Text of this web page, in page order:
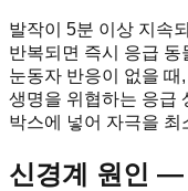
발작이 5분 이상 지속
반복되면 즉시 응급
눈동자 반응이 없을 때
생명을 위협하는 응급
박스에 넣어 자극을 최
신경계 원인 —